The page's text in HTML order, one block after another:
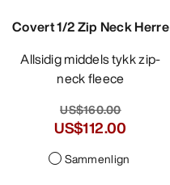
Covert 1/2 Zip Neck Herre
Allsidig middels tykk zip-
neck fleece
US$160.00
US$112.00
Sammenlign